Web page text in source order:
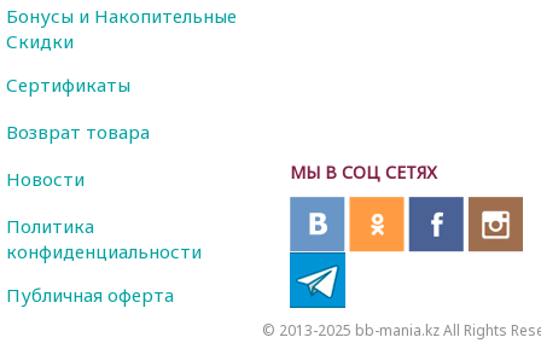
МЫ В СОЦ СЕТЯХ
Бонусы и Накопительные
Скидки
Сертификаты
Возврат товара
Новости
Политика
конфиденциальности
Публичная оферта
© 2013-2025 bb-mania.kz All Rights